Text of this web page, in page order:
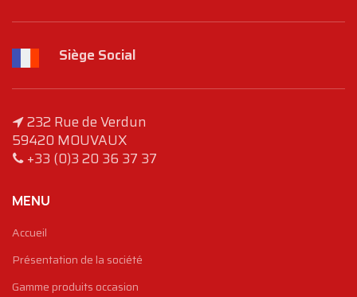
Siège Social
232 Rue de Verdun
59420 MOUVAUX
+33 (0)3 20 36 37 37
MENU
Accueil
Présentation de la société
Gamme produits occasion